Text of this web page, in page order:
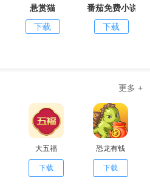
悬赏猫
下载
番茄免费小说
下载
更多 +
大五福
下载
恐龙有钱
下载